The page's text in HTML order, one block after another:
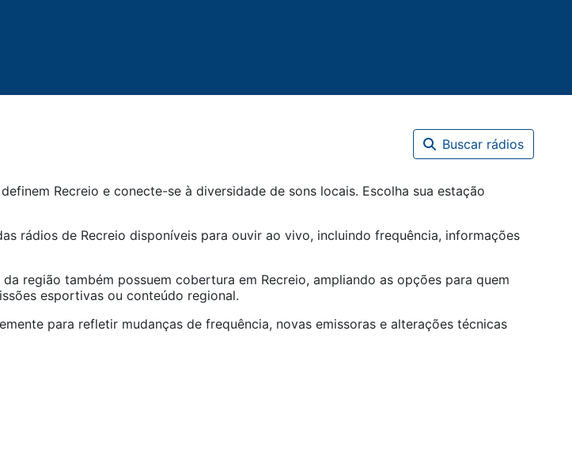
Buscar rádios
Recreio e conecte-se à diversidade de sons locais. Escolha sua estação
rádios de Recreio disponíveis para ouvir ao vivo, incluindo frequência, informações
região também possuem cobertura em Recreio, ampliando as opções para quem
esportivas ou conteúdo regional.
para refletir mudanças de frequência, novas emissoras e alterações técnicas